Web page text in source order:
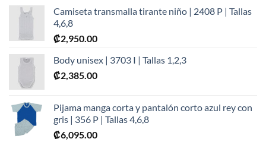
Camiseta transmalla tirante niño | 2408 P | Tallas
4,6,8
₡2,950.00
Body unisex | 3703 I | Tallas 1,2,3
₡2,385.00
Pijama manga corta y pantalón corto azul rey con
gris | 356 P | Tallas 4,6,8
₡6,095.00